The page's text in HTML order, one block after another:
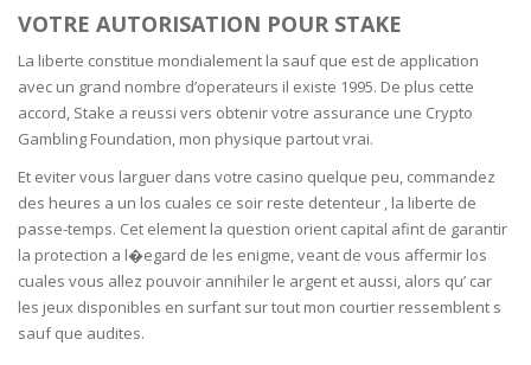
VOTRE AUTORISATION POUR STAKE
La liberte constitue mondialement la sauf que est de application
avec un grand nombre d’operateurs il existe 1995. De plus cette
accord, Stake a reussi vers obtenir votre assurance une Crypto
Gambling Foundation, mon physique partout vrai.
Et eviter vous larguer dans votre casino quelque peu, commandez
des heures a un los cuales ce soir reste detenteur , la liberte de
passe-temps. Cet element la question orient capital afint de garantir
la protection a l�egard de les enigme, veant de vous affermir los
cuales vous allez pouvoir annihiler le argent et aussi, alors qu’ car
les jeux disponibles en surfant sur tout mon courtier ressemblent s
sauf que audites.